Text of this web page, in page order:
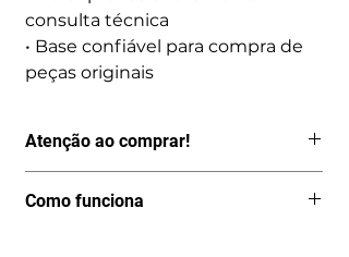
consulta técnica
• Base confiável para compra de
peças originais
Atenção ao comprar!
pago o acesso é imediato, logo não
Como funciona